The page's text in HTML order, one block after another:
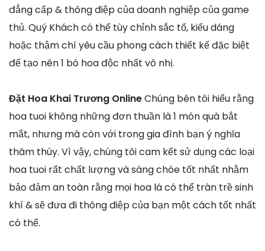
đẳng cấp & thông điệp của doanh nghiệp của game
thủ. Quý Khách có thể tùy chỉnh sắc tố, kiểu dáng
hoặc thậm chí yêu cầu phong cách thiết kế đặc biệt
để tạo nên 1 bó hoa độc nhất vô nhị.
Đặt Hoa Khai Trương OnlineChúng bên tôi hiểu rằng
hoa tuoi không những đơn thuần là 1 món quà bắt
mắt, nhưng mà còn với trong gia đình bạn ý nghĩa
thâm thúy. Vì vậy, chúng tôi cam kết sử dụng các loại
hoa tuoi rất chất lượng và sáng chóe tốt nhất nhằm
bảo đảm an toàn rằng mọi hoa lá có thể tràn trề sinh
khí & sẽ đưa đi thông điệp của bạn một cách tốt nhất
có thể.